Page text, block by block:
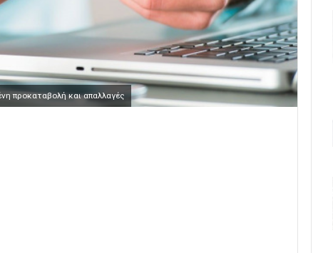
προκαταβολή και απαλλαγές